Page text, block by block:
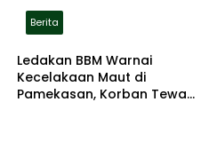
Berita
Ledakan BBM Warnai
Kecelakaan Maut di
Pamekasan, Korban Tewas